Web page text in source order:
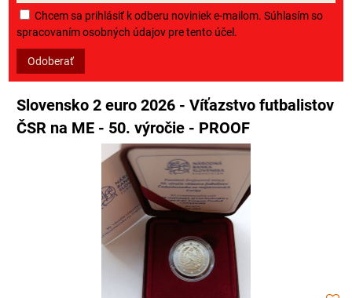
Chcem sa prihlásiť k odberu noviniek e-mailom. Súhlasím so
spracovaním osobných údajov pre tento účel.
Odoberať
Slovensko 2 euro 2026 - Víťazstvo futbalistov
ČSR na ME - 50. výročie - PROOF